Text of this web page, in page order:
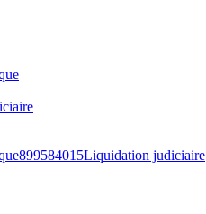
899584015Liquidation judiciaire